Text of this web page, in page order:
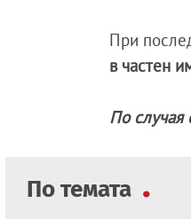
При
в частен
По случая
По темата